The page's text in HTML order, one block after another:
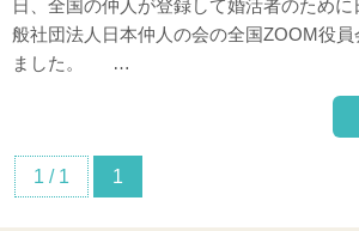
日、全国の仲人が登録して婚活者のため
般社団法人日本仲人の会の全国ZOOM役員
ました。 …
1 / 1 1